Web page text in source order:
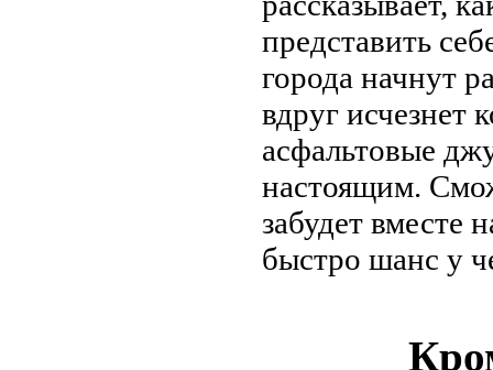
представить
города начнут
вдруг исчезнет
асфальтовые
настоящим.
забудет вместе
быстро шанс у